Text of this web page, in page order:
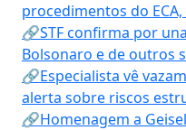
procedimentos do ECA,
🔗STF confirma por
Bolsonaro e de outros
🔗Especialista vê
alerta sobre riscos
🔗Homenagem a